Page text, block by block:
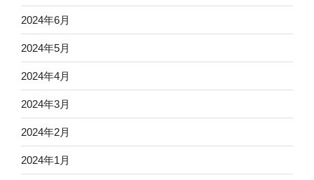
2024年6月
2024年5月
2024年4月
2024年3月
2024年2月
2024年1月